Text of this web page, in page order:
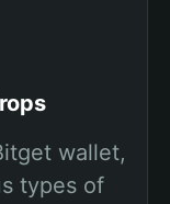
wallet,
types of